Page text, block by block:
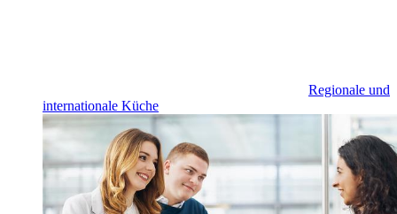
Regionale und
internationale Küche